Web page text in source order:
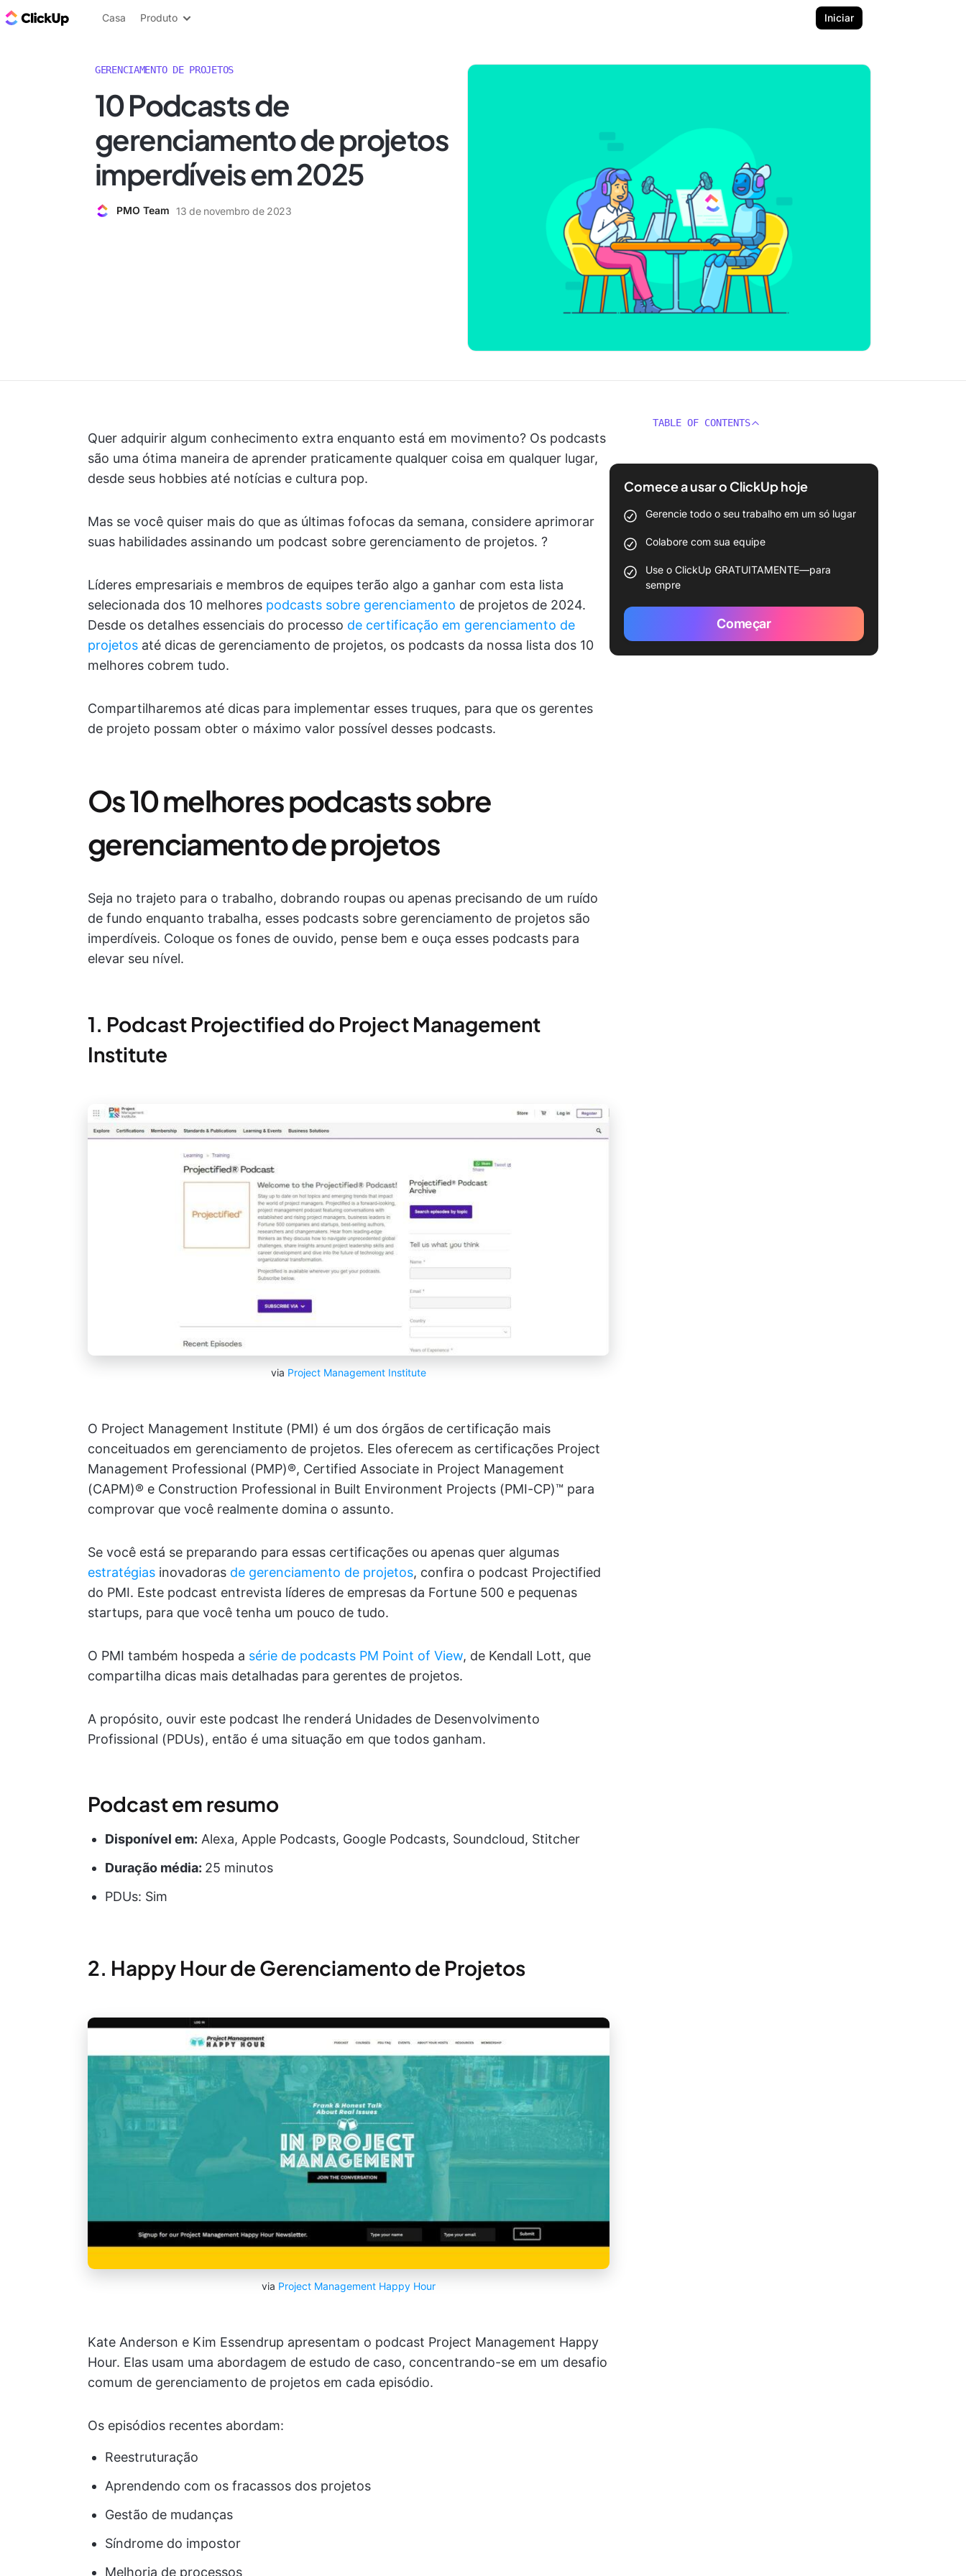
ClickUp Blogue
Casa Produto Iniciar
GERENCIAMENTO DE PROJETOS
10 Podcasts de
gerenciamento de projetos
imperdíveis em 2025
PMO Team 13 de novembro de 2023
Quer adquirir algum conhecimento extra enquanto está em movimento? Os podcasts
são uma ótima maneira de aprender praticamente qualquer coisa em qualquer lugar,
desde seus hobbies até notícias e cultura pop.
Mas se você quiser mais do que as últimas fofocas da semana, considere aprimorar
suas habilidades assinando um podcast sobre gerenciamento de projetos. ?️
Líderes empresariais e membros de equipes terão algo a ganhar com esta lista
selecionada dos 10 melhores podcasts sobre gerenciamento de projetos de 2024.
Desde os detalhes essenciais do processo de certificação em gerenciamento de
projetos até dicas de gerenciamento de projetos, os podcasts da nossa lista dos 10
melhores cobrem tudo.
Compartilharemos até dicas para implementar esses truques, para que os gerentes
de projeto possam obter o máximo valor possível desses podcasts.
Os 10 melhores podcasts sobre
gerenciamento de projetos
Seja no trajeto para o trabalho, dobrando roupas ou apenas precisando de um ruído
de fundo enquanto trabalha, esses podcasts sobre gerenciamento de projetos são
imperdíveis. Coloque os fones de ouvido, pense bem e ouça esses podcasts para
elevar seu nível.
1. Podcast Projectified do Project Management
Institute
via Project Management Institute
O Project Management Institute (PMI) é um dos órgãos de certificação mais
conceituados em gerenciamento de projetos. Eles oferecem as certificações Project
Management Professional (PMP)®, Certified Associate in Project Management
(CAPM)® e Construction Professional in Built Environment Projects (PMI-CP)™ para
comprovar que você realmente domina o assunto.
Se você está se preparando para essas certificações ou apenas quer algumas
estratégias inovadoras de gerenciamento de projetos, confira o podcast Projectified
do PMI. Este podcast entrevista líderes de empresas da Fortune 500 e pequenas
startups, para que você tenha um pouco de tudo.
O PMI também hospeda a série de podcasts PM Point of View, de Kendall Lott, que
compartilha dicas mais detalhadas para gerentes de projetos.
A propósito, ouvir este podcast lhe renderá Unidades de Desenvolvimento
Profissional (PDUs), então é uma situação em que todos ganham.
Podcast em resumo
Disponível em: Alexa, Apple Podcasts, Google Podcasts, Soundcloud, Stitcher
Duração média: 25 minutos
PDUs: Sim
2. Happy Hour de Gerenciamento de Projetos
via Project Management Happy Hour
Kate Anderson e Kim Essendrup apresentam o podcast Project Management Happy
Hour. Elas usam uma abordagem de estudo de caso, concentrando-se em um desafio
comum de gerenciamento de projetos em cada episódio.
Os episódios recentes abordam:
Reestruturação
Aprendendo com os fracassos dos projetos
Gestão de mudanças
Síndrome do impostor
Melhoria de processos
TABLE OF CONTENTS
Comece a usar o ClickUp hoje
Gerencie todo o seu trabalho em um só lugar
Colabore com sua equipe
Use o ClickUp GRATUITAMENTE—para
sempre
Começar